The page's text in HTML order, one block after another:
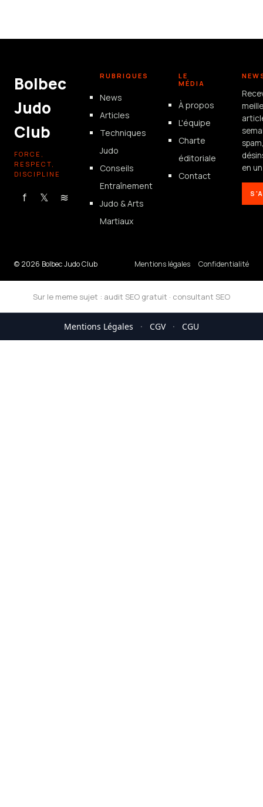
Bolbec
Judo
Club
FORCE,
RESPECT,
DISCIPLINE
f 𝕏 ≋
RUBRIQUES
News
Articles
Techniques
Judo
Conseils
Entraînement
Judo & Arts
Martiaux
LE
MÉDIA
À propos
L'équipe
Charte
éditoriale
Contact
en
© 2026 Bolbec Judo Club Mentions légales Confidentialité
Sur le meme sujet : audit SEO gratuit · consultant SEO
Mentions Légales · CGV · CGU